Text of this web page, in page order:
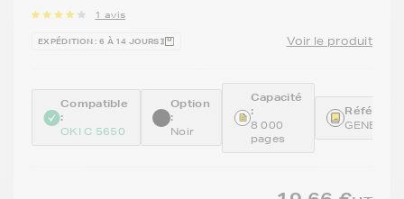
1 avis
EXPÉDITION : 6 À 14 JOURS Voir le produit
Compatible
:
OKI C 5650
Option
:
Noir
Capacité
:
8 000
pages